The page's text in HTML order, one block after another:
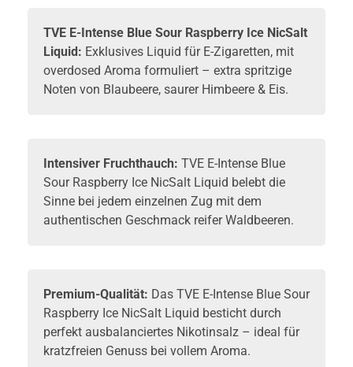
TVE E-Intense Blue Sour Raspberry Ice NicSalt
Liquid: Exklusives Liquid für E-Zigaretten, mit
overdosed Aroma formuliert – extra spritzige
Noten von Blaubeere, saurer Himbeere & Eis.
Intensiver Fruchthauch: TVE E-Intense Blue
Sour Raspberry Ice NicSalt Liquid belebt die
Sinne bei jedem einzelnen Zug mit dem
authentischen Geschmack reifer Waldbeeren.
Premium-Qualität: Das TVE E-Intense Blue Sour
Raspberry Ice NicSalt Liquid besticht durch
perfekt ausbalanciertes Nikotinsalz – ideal für
kratzfreien Genuss bei vollem Aroma.